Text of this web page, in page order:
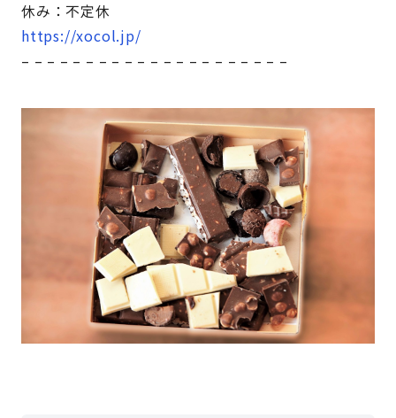
休み：不定休
https://xocol.jp/
– – – – – – – – – – – – – – – – – – – – –